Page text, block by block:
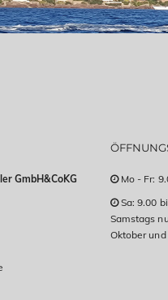
GmbH&CoKG
Mo - Fr:
Sa: 9.00
Samstags
Oktober